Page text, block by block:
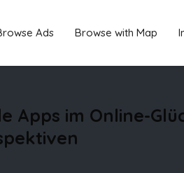
Ads Browse with Map
Apps im Online-